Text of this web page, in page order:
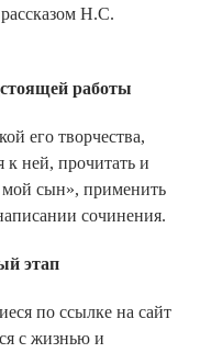
Н.С.
работы
его творчества,
ней, прочитать и
мой сын», применить
сочинения.
этап
по ссылке на сайт
с жизнью и